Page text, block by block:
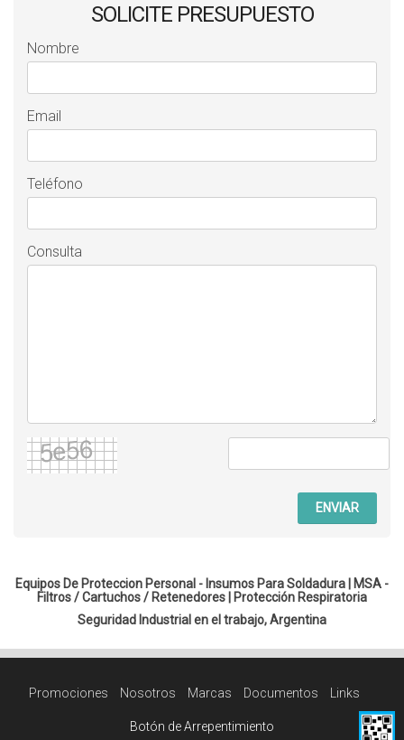
SOLICITE PRESUPUESTO
Nombre
Email
Teléfono
Consulta
ENVIAR
Equipos De Proteccion Personal - Insumos Para Soldadura |
MSA -
Filtros / Cartuchos / Retenedores
Protección Respiratoria
Seguridad Industrial en el trabajo, Argentina
Promociones Nosotros Marcas Documentos Links
Botón de Arrepentimiento